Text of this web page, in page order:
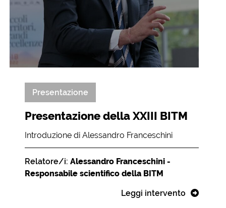
Presentazione
Presentazione della XXIII BITM
Introduzione di Alessandro Franceschini
Relatore/i: Alessandro Franceschini -
Responsabile scientifico della BITM
Leggi intervento